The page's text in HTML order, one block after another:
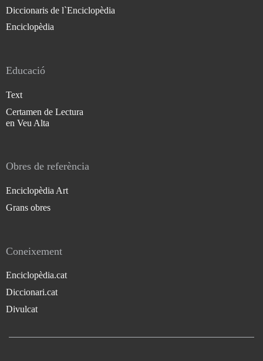
Diccionaris de l`Enciclopèdia
Enciclopèdia
Educació
Text
Certamen de Lectura
en Veu Alta
Obres de referència
Enciclopèdia Art
Grans obres
Coneixement
Enciclopèdia.cat
Diccionari.cat
Divulcat